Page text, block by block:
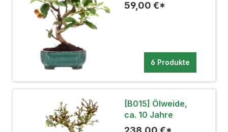
59,00 €*
6 Produkte
[B015] Ölweide,
ca. 10 Jahre